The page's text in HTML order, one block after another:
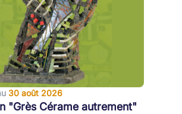
30 août 2026
"Grès Cérame autrement"